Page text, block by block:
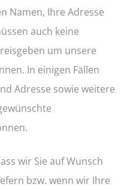
Namen, Ihre Adresse
auch keine
um unsere
In einigen Fällen
Adresse sowie weitere
wir Sie auf Wunsch
bzw. wenn wir Ihre